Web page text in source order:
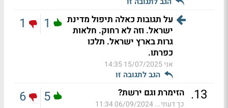
על תגובות כאלה תיפול מדינת
ישראל. וזה לא רחוק. חלאות
גרות בארץ ישראל. תלכו
כפרתו.
אני15/07/2025 14:35
הגב לתגובה זו
1
1
13
. הזימרת וגם ירשת?
כך דעתי...06/09/2024 11:34
5
6